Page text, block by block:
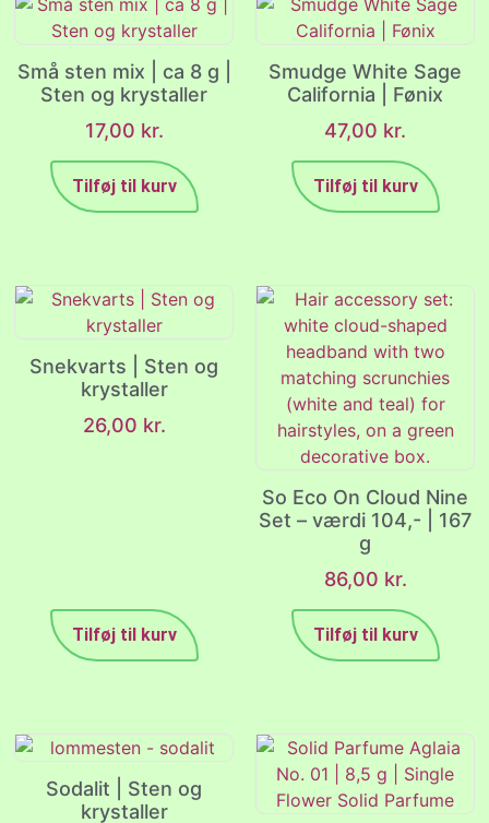
Små sten mix | ca 8 g |
Sten og krystaller
17,00 kr.
Tilføj til kurv
Smudge White Sage
California | Fønix
47,00 kr.
Tilføj til kurv
Snekvarts | Sten og
krystaller
26,00 kr.
Tilføj til kurv
So Eco On Cloud Nine
Set – værdi 104,- | 167
g
86,00 kr.
Tilføj til kurv
Sodalit | Sten og
krystaller